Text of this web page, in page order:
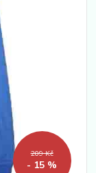
209 Kč
- 15 %